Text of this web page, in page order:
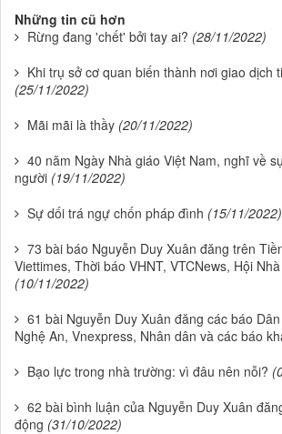
Những tin cũ hơn
Rừng đang 'chết' bởi tay ai? (28/11/2022)
Khi trụ sở cơ quan biến thành nơi giao dịch
(25/11/2022)
Mãi mãi là thầy (20/11/2022)
40 năm Ngày Nhà giáo Việt Nam, nghĩ về
người (19/11/2022)
Sự dối trá ngự chốn pháp đình (15/11/2022)
73 bài báo Nguyễn Duy Xuân đăng trên
Viettimes, Thời báo VHNT, VTCNews, Hội
(10/11/2022)
61 bài Nguyễn Duy Xuân đăng các báo
Nghệ An, Vnexpress, Nhân dân và các báo
Bạo lực trong nhà trường: vì đâu nên nỗi?
62 bài bình luận của Nguyễn Duy Xuân
động (31/10/2022)